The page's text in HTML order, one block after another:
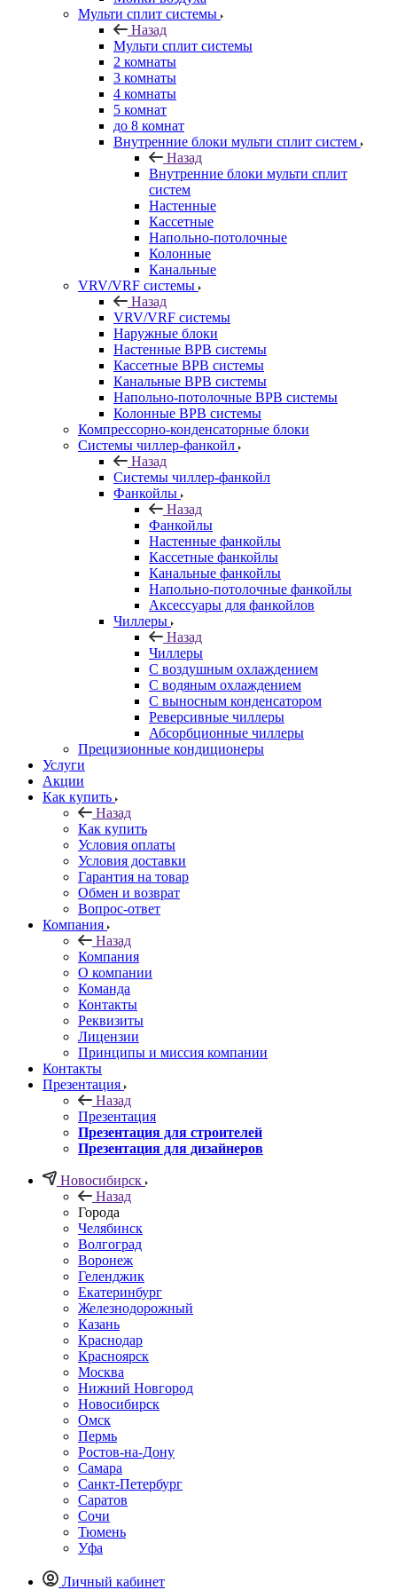
Мульти сплит системы
Назад
Мульти сплит системы
2 комнаты
3 комнаты
4 комнаты
5 комнат
до 8 комнат
Внутренние блоки мульти сплит систем
Назад
Внутренние блоки мульти сплит
систем
Настенные
Кассетные
Напольно-потолочные
Колонные
Канальные
VRV/VRF системы
Назад
VRV/VRF системы
Наружные блоки
Настенные ВРВ системы
Кассетные ВРВ системы
Канальные ВРВ системы
Напольно-потолочные ВРВ системы
Колонные ВРВ системы
Компрессорно-конденсаторные блоки
Системы чиллер-фанкойл
Назад
Системы чиллер-фанкойл
Фанкойлы
Назад
Фанкойлы
Настенные фанкойлы
Кассетные фанкойлы
Канальные фанкойлы
Напольно-потолочные фанкойлы
Аксессуары для фанкойлов
Чиллеры
Назад
Чиллеры
С воздушным охлаждением
С водяным охлаждением
С выносным конденсатором
Реверсивные чиллеры
Абсорбционные чиллеры
Прецизионные кондиционеры
Услуги
Акции
Как купить
Назад
Как купить
Условия оплаты
Условия доставки
Гарантия на товар
Обмен и возврат
Вопрос-ответ
Компания
Назад
Компания
О компании
Команда
Контакты
Реквизиты
Лицензии
Принципы и миссия компании
Контакты
Презентация
Назад
Презентация
Презентация для строителей
Презентация для дизайнеров
Новосибирск
Назад
Города
Челябинск
Волгоград
Воронеж
Геленджик
Екатеринбург
Железнодорожный
Казань
Краснодар
Красноярск
Москва
Нижний Новгород
Новосибирск
Омск
Пермь
Ростов-на-Дону
Самара
Санкт-Петербург
Саратов
Сочи
Тюмень
Уфа
Личный кабинет